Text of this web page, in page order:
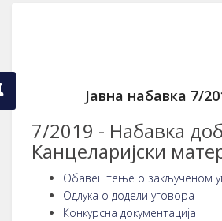
Јавна набавка 7/
7/2019 - Набавка
Канцеларијски
Обавештење о закљученом
Одлука о додели уговора
Конкурсна документација